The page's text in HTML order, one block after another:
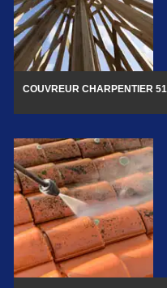
COUVREUR CHARPENTIER 51